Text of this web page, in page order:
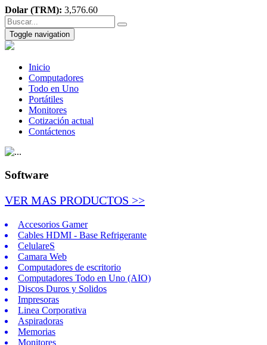
Dolar (TRM): 3,576.60
Toggle navigation
Inicio
Computadores
Todo en Uno
Portátiles
Monitores
Cotización actual
Contáctenos
Software
VER MAS PRODUCTOS >>
Accesorios Gamer
Cables HDMI - Base Refrigerante
CelulareS
Camara Web
Computadores de escritorio
Computadores Todo en Uno (AIO)
Discos Duros y Solidos
Impresoras
Linea Corporativa
Aspiradoras
Memorias
Monitores